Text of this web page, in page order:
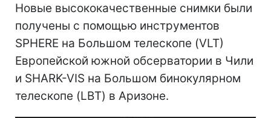
Новые высококачественные снимки были
получены с помощью инструментов
SPHERE на Большом телескопе (VLT)
Европейской южной обсерватории в Чили
и SHARK-VIS на Большом бинокулярном
телескопе (LBT) в Аризоне.